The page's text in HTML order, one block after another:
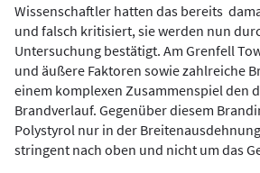
Wissenschaftler hatten das bereits
und falsch kritisiert, sie werden nun
Untersuchung bestätigt. Am Grenfell
und äußere Faktoren sowie zahlreiche
einem komplexen Zusammenspiel den
Brandverlauf. Gegenüber diesem
Polystyrol nur in der
stringent nach oben und nicht um das